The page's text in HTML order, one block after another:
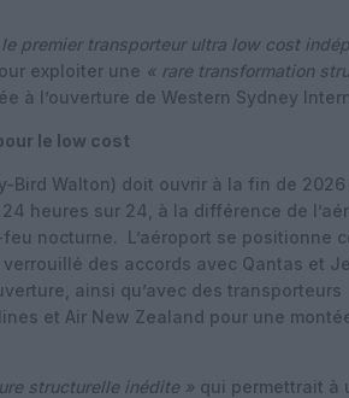
premier transporteur ultra low cost
exploiter une « rare transformation
à l’ouverture de Western Sydney
le low cost
Bird Walton) doit ouvrir à la fin de 2026
heures sur 24, à la différence de
nocturne.
L’aéroport se positionne
des accords avec Qantas et
ainsi qu’avec des transporteurs
et Air New Zealand pour une
structurelle inédite » qui permettrait à